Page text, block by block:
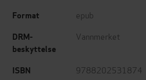
Format epub
DRM-
beskyttelse
Vannmerket
ISBN 9788202531874